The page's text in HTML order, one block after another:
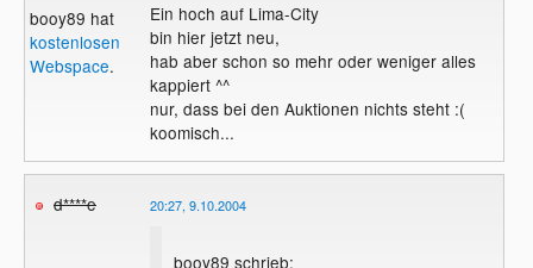
booy89 hat
kostenlosen
Webspace.
Ein hoch auf Lima-City
bin hier jetzt neu,
hab aber schon so mehr oder weniger alles
kappiert ^^
nur, dass bei den Auktionen nichts steht :(
koomisch...
d****e 20:27, 9.10.2004
booy89 schrieb: